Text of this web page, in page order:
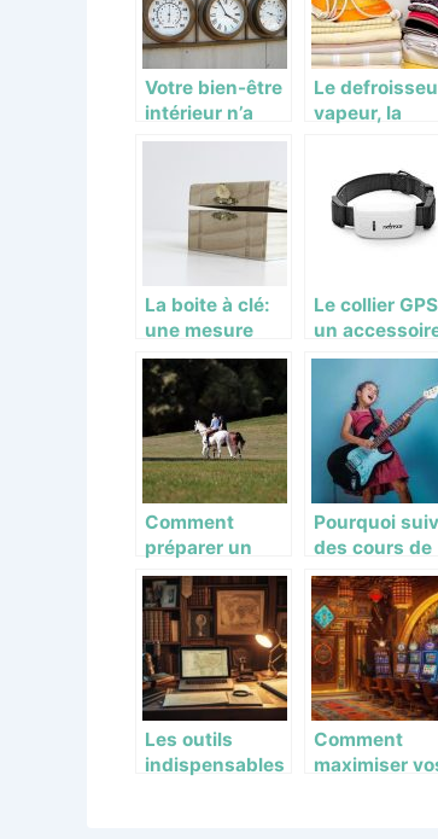
Votre bien-être
intérieur n’a
pas de prix,
l’hygromètre
Le
vapeur, la
enlever les plis
du vêtement
La boite à clé:
une mesure
sécuritaire
fiable?
Le collier GPS
un
idéal pour
excellente
surveillance
votre animal
compagnie
Comment
préparer un
tourisme
équestre ?
Pourquoi
des cours de
guitare dans
une ecole de
musique ?
Les outils
indispensables
Comment
maximiser